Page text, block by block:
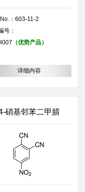
：603-11-2
号：
（优势产品）
详细内容
硝基邻苯二甲腈